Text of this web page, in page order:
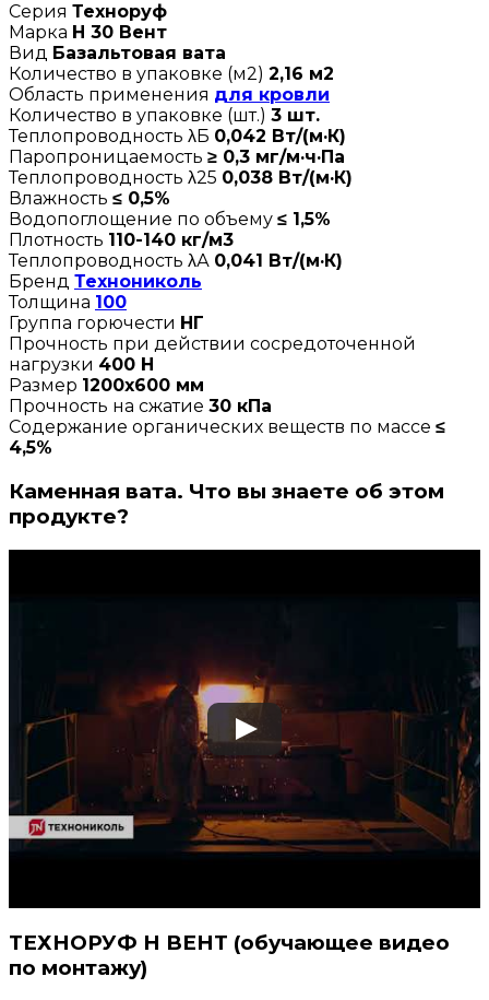
Серия Техноруф
Марка Н 30 Вент
Вид Базальтовая вата
Количество в упаковке (м2) 2,16 м2
Область применения для кровли
Количество в упаковке (шт.) 3 шт.
Теплопроводность λБ 0,042 Вт/(м·К)
Паропроницаемость ≥ 0,3 мг/м·ч·Па
Теплопроводность λ25 0,038 Вт/(м·К)
Влажность ≤ 0,5%
Водопоглощение по объему ≤ 1,5%
Плотность 110-140 кг/м3
Теплопроводность λА 0,041 Вт/(м·К)
Бренд Технониколь
Толщина 100
Группа горючести НГ
Прочность при действии сосредоточенной
нагрузки 400 Н
Размер 1200х600 мм
Прочность на сжатие 30 кПа
Содержание органических веществ по массе ≤
4,5%
Каменная вата. Что вы знаете об этом
продукте?
ТЕХНОРУФ Н ВЕНТ (обучающее видео
по монтажу)